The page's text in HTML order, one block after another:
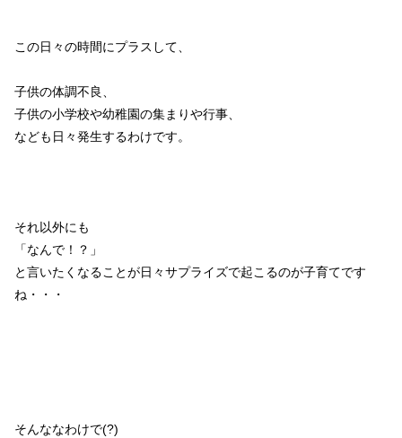
この日々の時間にプラスして、
子供の体調不良、
子供の小学校や幼稚園の集まりや行事、
なども日々発生するわけです。
それ以外にも
「なんで！？」
と言いたくなることが日々サプライズで起こるのが子育てです
ね・・・
そんななわけで(?)